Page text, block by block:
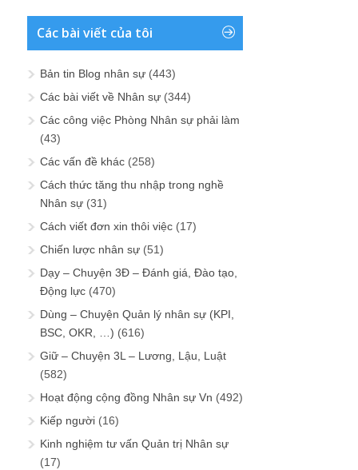
Các bài viết của tôi
Bản tin Blog nhân sự (443)
Các bài viết về Nhân sự (344)
Các công việc Phòng Nhân sự phải làm
(43)
Các vấn đề khác (258)
Cách thức tăng thu nhập trong nghề
Nhân sự (31)
Cách viết đơn xin thôi việc (17)
Chiến lược nhân sự (51)
Dạy – Chuyện 3Đ – Đánh giá, Đào tạo,
Động lực (470)
Dùng – Chuyện Quản lý nhân sự (KPI,
BSC, OKR, …) (616)
Giữ – Chuyện 3L – Lương, Lậu, Luật
(582)
Hoạt động cộng đồng Nhân sự Vn (492)
Kiếp người (16)
Kinh nghiệm tư vấn Quản trị Nhân sự
(17)